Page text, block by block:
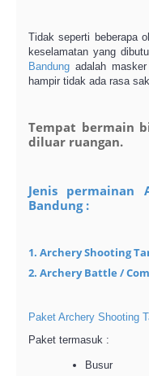
Tidak seperti beberapa
keselamatan yang
Bandung adalah
hampir tidak ada rasa
Tempat bermain
diluar ruangan.
Jenis permainan
Bandung :
1. Archery Shooting
2. Archery Battle /
Paket Archery Shooting
Paket termasuk :
Busur